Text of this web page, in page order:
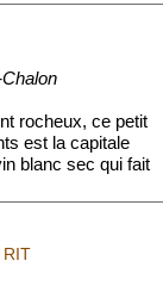
rocheux, ce petit
est la capitale
blanc sec qui fait
RIT